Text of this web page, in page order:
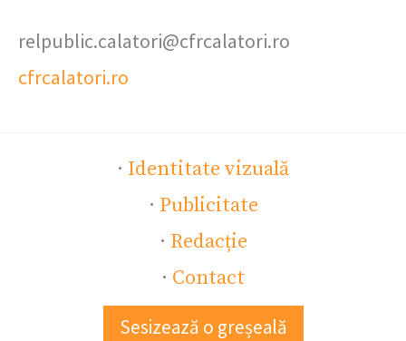
relpublic.calatori@cfrcalatori.ro
cfrcalatori.ro
· Identitate vizuală
· Publicitate
· Redacție
· Contact
Sesizează o greșeală